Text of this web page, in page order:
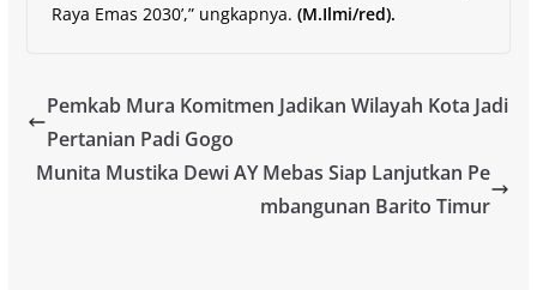
Raya Emas 2030’,” ungkapnya. (M.Ilmi/red).
Pemkab Mura Komitmen Jadikan Wilayah Kota Jadi
Pertanian Padi Gogo
Munita Mustika Dewi AY Mebas Siap Lanjutkan Pe
mbangunan Barito Timur